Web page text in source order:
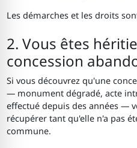
Les démarches et les droits
2. Vous êtes
concession
Si vous découvrez qu'une
— monument dégradé, acte
effectué depuis des années —
récupérer tant qu'elle n'a pas
commune.